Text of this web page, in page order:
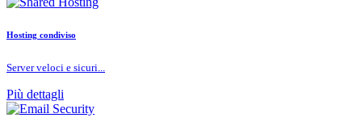
Hosting condiviso
Server veloci e sicuri...
Più dettagli